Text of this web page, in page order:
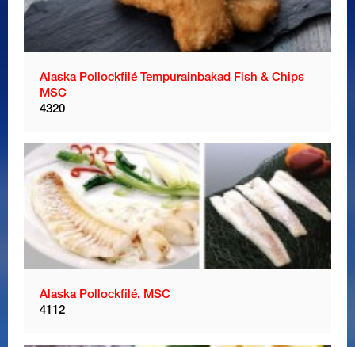
Alaska Pollockfilé Tempurainbakad Fish & Chips
MSC
4320
Alaska Pollockfilé, MSC
4112